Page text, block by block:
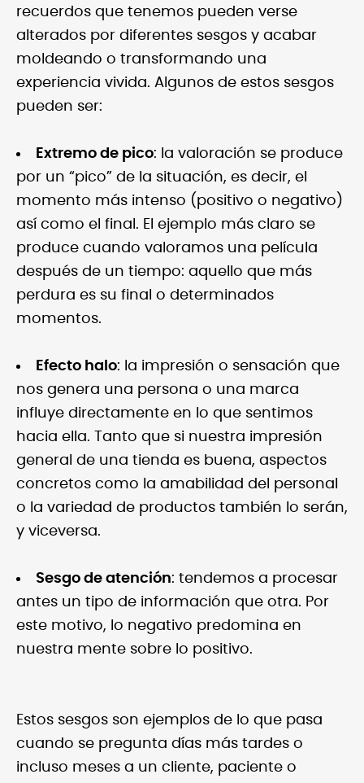
recuerdos que tenemos pueden verse
alterados por diferentes sesgos y acabar
moldeando o transformando una
experiencia vivida. Algunos de estos sesgos
pueden ser:
Extremo de pico: la valoración se produce
por un “pico” de la situación, es decir, el
momento más intenso (positivo o negativo)
así como el final. El ejemplo más claro se
produce cuando valoramos una película
después de un tiempo: aquello que más
perdura es su final o determinados
momentos.
Efecto halo: la impresión o sensación que
nos genera una persona o una marca
influye directamente en lo que sentimos
hacia ella. Tanto que si nuestra impresión
general de una tienda es buena, aspectos
concretos como la amabilidad del personal
o la variedad de productos también lo serán,
y viceversa.
Sesgo de atención: tendemos a procesar
antes un tipo de información que otra. Por
este motivo, lo negativo predomina en
nuestra mente sobre lo positivo.
Estos sesgos son ejemplos de lo que pasa
cuando se pregunta días más tardes o
incluso meses a un cliente, paciente o